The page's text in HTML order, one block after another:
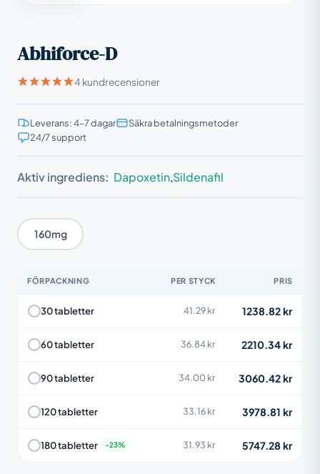
Abhiforce-D
4 kundrecensioner
Leverans: 4–7 dagar
Säkra betalningsmetoder
24/7 support
Aktiv ingrediens: Dapoxetin,Sildenafil
160mg
FÖRPACKNING PER STYCK PRIS
30 tabletter 41.29 kr 1238.82 kr
60 tabletter 36.84 kr 2210.34 kr
90 tabletter 34.00 kr 3060.42 kr
120 tabletter 33.16 kr 3978.81 kr
180 tabletter 31.93 kr 5747.28 kr